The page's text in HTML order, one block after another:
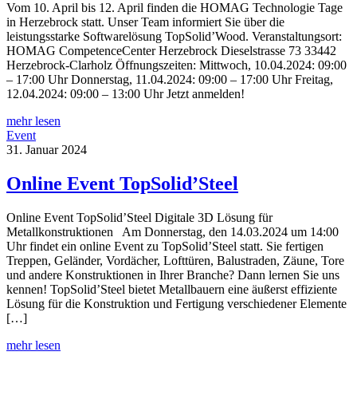
Vom 10. April bis 12. April finden die HOMAG Technologie Tage
in Herzebrock statt. Unser Team informiert Sie über die
leistungsstarke Softwarelösung TopSolid’Wood. Veranstaltungsort:
HOMAG CompetenceCenter Herzebrock Dieselstrasse 73 33442
Herzebrock-Clarholz Öffnungszeiten: Mittwoch, 10.04.2024: 09:00
– 17:00 Uhr Donnerstag, 11.04.2024: 09:00 – 17:00 Uhr Freitag,
12.04.2024: 09:00 – 13:00 Uhr Jetzt anmelden!
mehr lesen
Event
31. Januar 2024
Online Event TopSolid’Steel
Online Event TopSolid’Steel Digitale 3D Lösung für
Metallkonstruktionen Am Donnerstag, den 14.03.2024 um 14:00
Uhr findet ein online Event zu TopSolid’Steel statt. Sie fertigen
Treppen, Geländer, Vordächer, Lofttüren, Balustraden, Zäune, Tore
und andere Konstruktionen in Ihrer Branche? Dann lernen Sie uns
kennen! TopSolid’Steel bietet Metallbauern eine äußerst effiziente
Lösung für die Konstruktion und Fertigung verschiedener Elemente
[…]
mehr lesen